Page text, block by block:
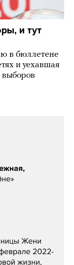
и тут
в бюллетене
и уехавшая
выборов
войне»